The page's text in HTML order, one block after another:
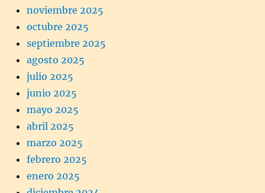
noviembre 2025
octubre 2025
septiembre 2025
agosto 2025
julio 2025
junio 2025
mayo 2025
abril 2025
marzo 2025
febrero 2025
enero 2025